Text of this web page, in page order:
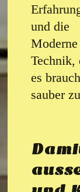
und die
Moderne
Technik,
es
sauber